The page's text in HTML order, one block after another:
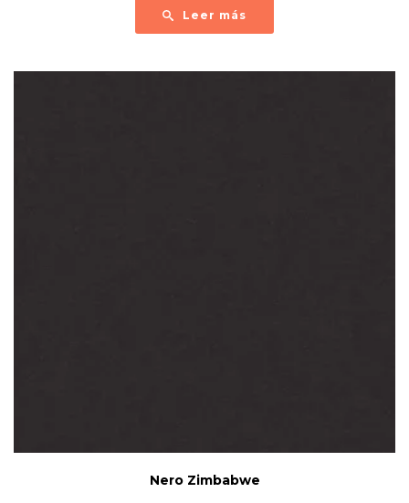
Leer más
Nero Zimbabwe